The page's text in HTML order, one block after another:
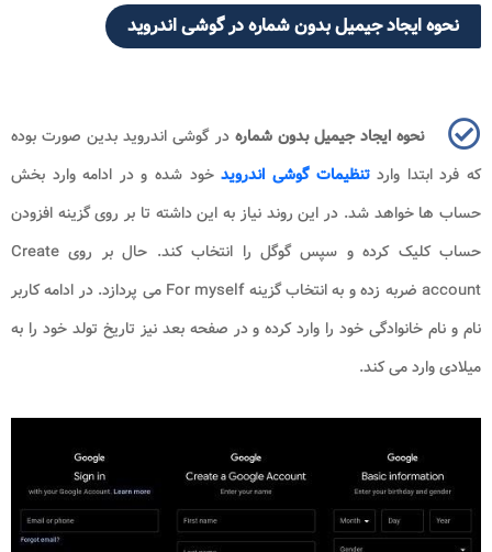
نحوه ایجاد جیمیل بدون شماره در گوشی اندروید
نحوه ایجاد جیمیل بدون شماره در گوشی اندروید بدین صورت بوده
که فرد ابتدا واردتنظیمات گوشی اندرویدخود شده و در ادامه وارد بخش
حساب ها خواهد شد. در این روند نیاز به این داشته تا بر روی گزینه افزودن
حساب کلیک کرده و سپس گوگل را انتخاب کند. حال بر روی Create
accountضربه زده و به انتخاب گزینهFor myself می پردازد. در ادامه کاربر
نام و نام خانوادگی خود را وارد کرده و در صفحه بعد نیز تاریخ تولد خود را به
میلادی وارد می کند.